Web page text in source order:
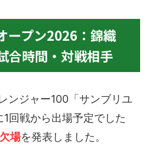
ープン2026：錦織
合時間・対戦相手
ンジャー100「サンブリユ
回戦から出場予定でした
欠場を発表しました。